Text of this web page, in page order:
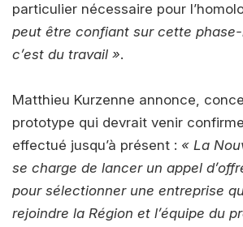
particulier nécessaire pour
peut être confiant sur cette
c’est du travail ».
Matthieu Kurzenne annonce,
prototype qui devrait venir
effectué jusqu’à présent : « La
se charge de lancer un appel
pour sélectionner une entreprise
rejoindre la Région et l’équipe du